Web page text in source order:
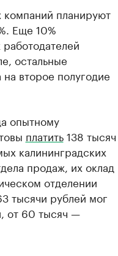
планируют
Еще 10%
остальные
второе полугодие
опытному
платить138 тысяч
калининградских
продаж, их оклад
отделении
тысячи рублей мог
от 60 тысяч —